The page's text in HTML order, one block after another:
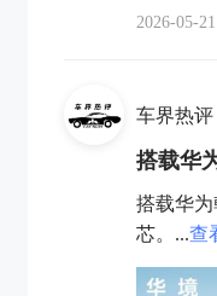
2026-05-21
车界热评
搭载华
搭载华
芯。...查